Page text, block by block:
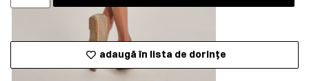
adaugă în lista de dorințe